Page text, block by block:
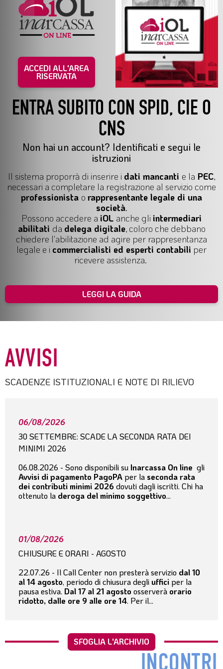
ACCEDI ALL'AREA
RISERVATA
ENTRA SUBITO CON SPID, CIE O
CNS
Non hai un account? Identificati e segui le
istruzioni
Il sistema proporrà di inserire i dati mancanti e la PEC,
necessari a completare la registrazione al servizio come
professionista o rappresentante legale di una
società.
Possono accedere a iOL anche gli intermediari
abilitati da delega digitale, coloro che debbano
chiedere l'abilitazione ad agire per rappresentanza
legale e i commercialisti ed esperti contabili per
ricevere assistenza.
LEGGI LA GUIDA
AVVISI
SCADENZE ISTITUZIONALI E NOTE DI RILIEVO
06/08/2026
30 SETTEMBRE: SCADE LA SECONDA RATA DEI
MINIMI 2026
06.08.2026 - Sono disponibili su Inarcassa On line gli
Avvisi di pagamento PagoPAper la seconda rata
dei contributi minimi 2026 dovuti dagli iscritti. Chi ha
ottenuto la deroga del minimo soggettivo...
01/08/2026
CHIUSURE E ORARI - AGOSTO
22.07.26 - Il Call Center non presterà servizio dal 10
al 14 agosto, periodo di chiusura degli uffici per la
pausa estiva. Dal 17 al 21 agosto osserverà orario
ridotto, dalle ore 9 alle ore 14. Per il...
SFOGLIA L'ARCHIVIO